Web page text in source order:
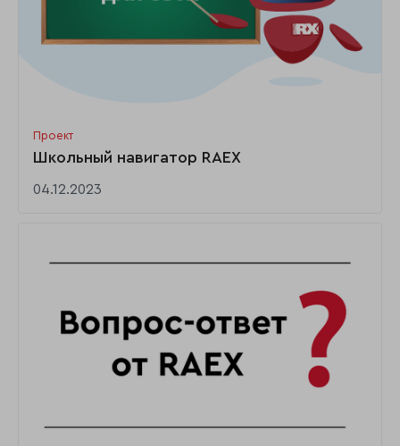
Проект
Школьный навигатор RAEX
04.12.2023